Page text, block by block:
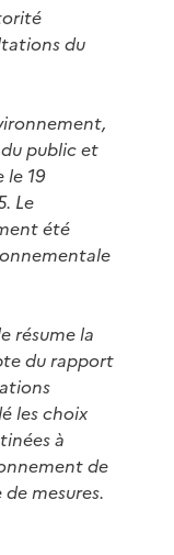
du
public et
le 19
Le
été
résume la
du rapport
les choix
à
de
mesures.